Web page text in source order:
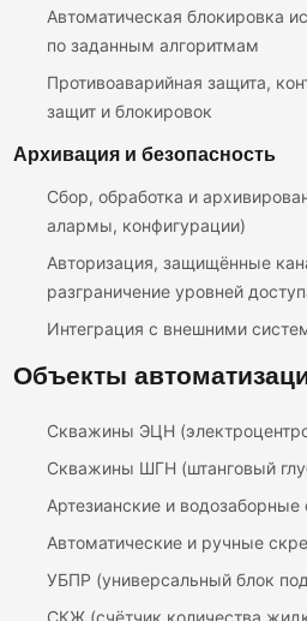
Автоматическая блокировка
по заданным алгоритмам
Противоаварийная защита,
защит и блокировок
Архивация и безопасность
Сбор, обработка и
алармы, конфигурации)
Авторизация, защищённые
разграничение уровней
Интеграция с внешними
Объекты
Скважины ЭЦН
Скважины ШГН (штанговый
Артезианские и
Автоматические и ручные
УБПР (универсальный блок
СКЖ (счётчик количества